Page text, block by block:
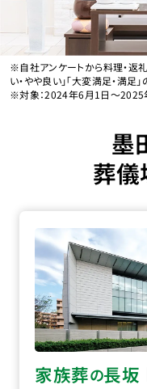
※自社アンケートから料理・返
い・やや良い」「大変満足・満足
※対象：2024年6月1日〜2025
墨
葬儀
家族葬の長坂
四ツ木･お花茶屋